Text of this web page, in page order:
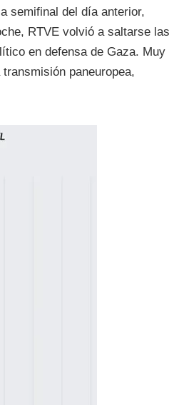
semifinal del día anterior,
RTVE volvió a saltarse las
en defensa de Gaza. Muy
paneuropea,